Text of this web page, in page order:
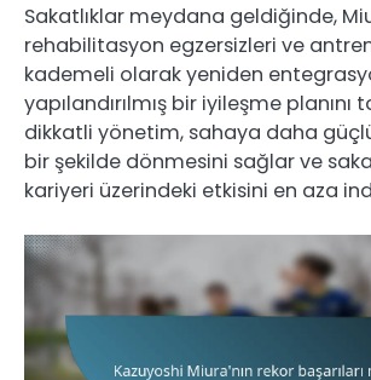
Sakatlıklar meydana geldiğinde,
rehabilitasyon egzersizleri ve
kademeli olarak yeniden
yapılandırılmış bir iyileşme planını
dikkatli yönetim, sahaya daha
bir şekilde dönmesini sağlar ve
kariyeri üzerindeki etkisini en aza